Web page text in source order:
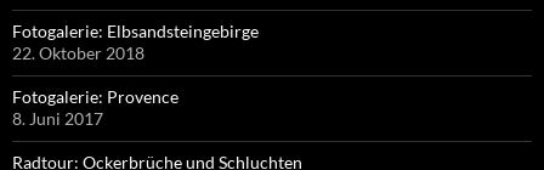
Fotogalerie: Elbsandsteingebirge
22. Oktober 2018
Fotogalerie: Provence
8. Juni 2017
Radtour: Ockerbrüche und Schluchten